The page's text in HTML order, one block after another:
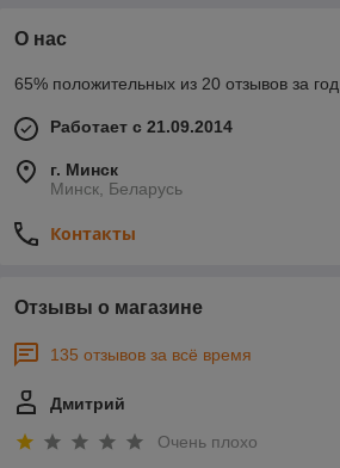
О нас
65% положительных из 20 отзывов за год
Работает с 21.09.2014
г. Минск
Минск, Беларусь
Контакты
Отзывы о магазине
135 отзывов за всё время
Дмитрий
Очень плохо